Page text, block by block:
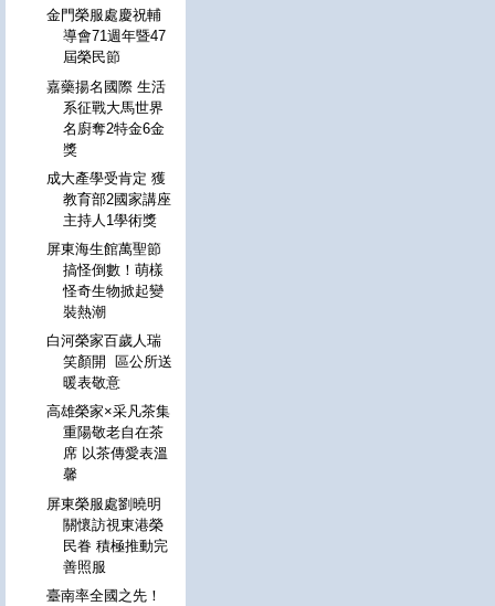
金門榮服處慶祝輔
導會71週年暨47
屆榮民節
嘉藥揚名國際 生活
系征戰大馬世界
名廚奪2特金6金
獎
成大產學受肯定 獲
教育部2國家講座
主持人1學術獎
屏東海生館萬聖節
搞怪倒數！萌樣
怪奇生物掀起變
裝熱潮
白河榮家百歲人瑞
笑顏開 區公所送
暖表敬意
高雄榮家×采凡茶集
重陽敬老自在茶
席 以茶傳愛表溫
馨
屏東榮服處劉曉明
關懷訪視東港榮
民眷 積極推動完
善照服
臺南率全國之先！